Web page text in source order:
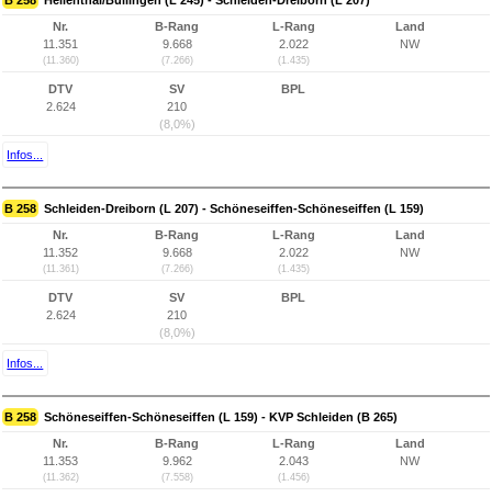
Nr.
11.351
(11.360)
B-Rang
9.668
(7.266)
L-Rang
2.022
(1.435)
Land
NW
DTV
2.624
SV
210
(8,0%)
BPL
Infos...
B 258 Schleiden-Dreiborn (L 207) - Schöneseiffen-Schöneseiffen (L 159)
Nr.
11.352
(11.361)
B-Rang
9.668
(7.266)
L-Rang
2.022
(1.435)
Land
NW
DTV
2.624
SV
210
(8,0%)
BPL
Infos...
B 258 Schöneseiffen-Schöneseiffen (L 159) - KVP Schleiden (B 265)
Nr.
11.353
(11.362)
B-Rang
9.962
(7.558)
L-Rang
2.043
(1.456)
Land
NW